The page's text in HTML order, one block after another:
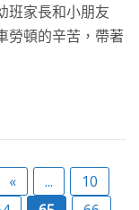
班家長和小朋友
勞頓的辛苦，帶著
« ...
10